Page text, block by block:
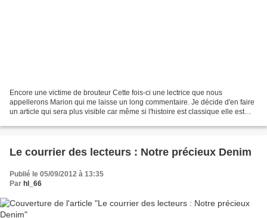
Encore une victime de brouteur Cette fois-ci une lectrice que nous
appellerons Marion qui me laisse un long commentaire. Je décide d'en faire
un article qui sera plus visible car même si l'histoire est classique elle est
Le courrier des lecteurs : Notre précieux Denim
Publié le 05/09/2012 à 13:35
Par hl_66